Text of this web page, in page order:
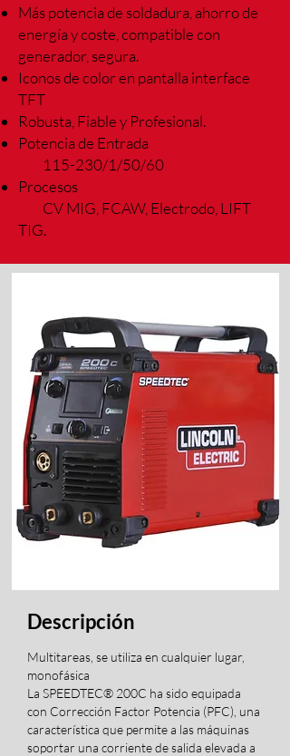
Más potencia de soldadura, ahorro de
energía y coste, compatible con
generador, segura.
Iconos de color en pantalla interface
TFT
Robusta, Fiable y Profesional.
Potencia de Entrada
115-230/1/50/60
Procesos
CV MIG, FCAW, Electrodo, LIFT
TIG.
Descripción
Multitareas, se utiliza en cualquier lugar,
monofásica
La SPEEDTEC® 200C ha sido equipada
con Corrección Factor Potencia (PFC), una
característica que permite a las máquinas
soportar una corriente de salida elevada a